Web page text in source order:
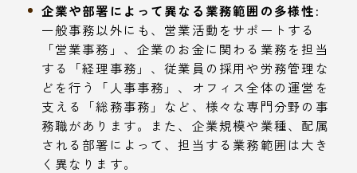
企業や部署によって異なる業務範囲の多様性:
一般事務以外にも、営業活動をサポートする
「営業事務」、企業のお金に関わる業務を担当
する「経理事務」、従業員の採用や労務管理な
どを行う「人事事務」、オフィス全体の運営を
支える「総務事務」など、様々な専門分野の事
務職があります。また、企業規模や業種、配属
される部署によって、担当する業務範囲は大き
く異なります。